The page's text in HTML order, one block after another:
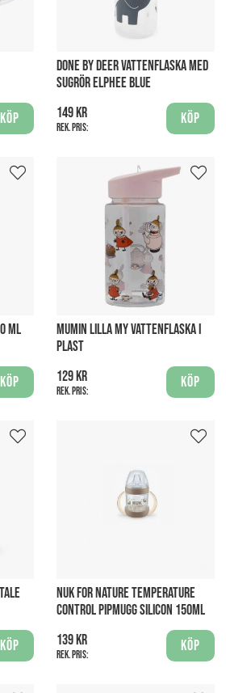
Köp
DONE BY DEER VATTENFLASKA MED
SUGRÖR ELPHEE BLUE
149 kr
Rek. pris:
Köp
ML
Köp
MUMIN LILLA MY VATTENFLASKA I
PLAST
129 kr
Rek. pris:
Köp
Köp
NUK FOR NATURE TEMPERATURE
CONTROL PIPMUGG SILICON 150ML
139 kr
Rek. pris:
Köp